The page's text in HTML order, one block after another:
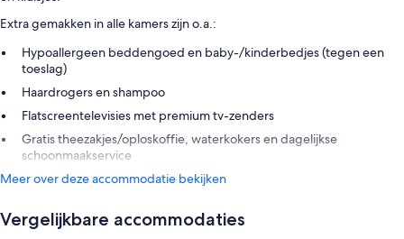
Extra gemakken in alle kamers zijn o.a.:
Hypoallergeen beddengoed en baby-/kinderbedjes (tegen een
toeslag)
Haardrogers en shampoo
Flatscreentelevisies met premium tv-zenders
Gratis theezakjes/oploskoffie, waterkokers en dagelijkse
schoonmaakservice
Meer over deze accommodatie bekijken
Vergelijkbare accommodaties